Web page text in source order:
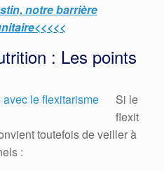
notre barrière
: Les points
Si le
flexit
toutefois de veiller à
: